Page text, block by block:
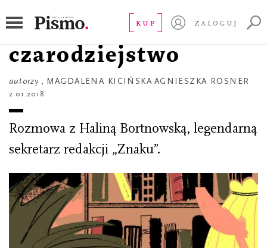
KUP ZALOGUJ
Cholerne
czarodziejstwo
autorzy , MAGDALENA KICIŃSKA AGNIESZKA ROSNER
2.01.2018
Rozmowa z Haliną Bortnowską, legendarną
sekretarz redakcji „Znaku”.